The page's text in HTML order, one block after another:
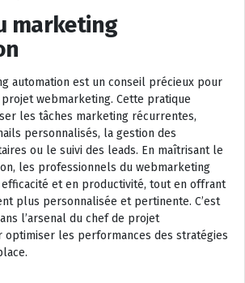
marketing
automation est un conseil précieux pour
webmarketing. Cette pratique
les tâches marketing récurrentes,
personnalisés, la gestion des
ou le suivi des leads. En maîtrisant le
les professionnels du webmarketing
et en productivité, tout en offrant
plus personnalisée et pertinente. C’est
l’arsenal du chef de projet
optimiser les performances des stratégies